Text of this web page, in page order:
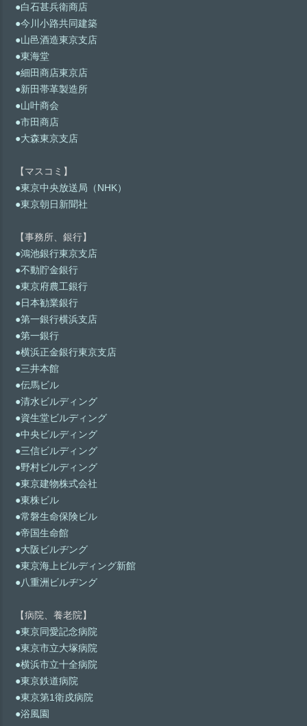
●白石甚兵衛商店
●今川小路共同建築
●山邑酒造東京支店
●東海堂
●細田商店東京店
●新田帯革製造所
●山叶商会
●市田商店
●大森東京支店
【マスコミ】
●東京中央放送局（NHK）
●東京朝日新聞社
【事務所、銀行】
●鴻池銀行東京支店
●不動貯金銀行
●東京府農工銀行
●日本勧業銀行
●第一銀行横浜支店
●第一銀行
●横浜正金銀行東京支店
●三井本館
●伝馬ビル
●清水ビルディング
●資生堂ビルディング
●中央ビルディング
●三信ビルディング
●野村ビルディング
●東京建物株式会社
●東株ビル
●常磐生命保険ビル
●帝国生命館
●大阪ビルヂング
●東京海上ビルディング新館
●八重洲ビルヂング
【病院、養老院】
●東京同愛記念病院
●東京市立大塚病院
●横浜市立十全病院
●東京鉄道病院
●東京第1衛戍病院
●浴風園